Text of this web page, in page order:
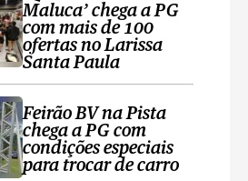
Maluca’ chega a PG
com mais de 100
ofertas no Larissa
Santa Paula
Feirão BV na Pista
chega a PG com
condições especiais
para trocar de carro